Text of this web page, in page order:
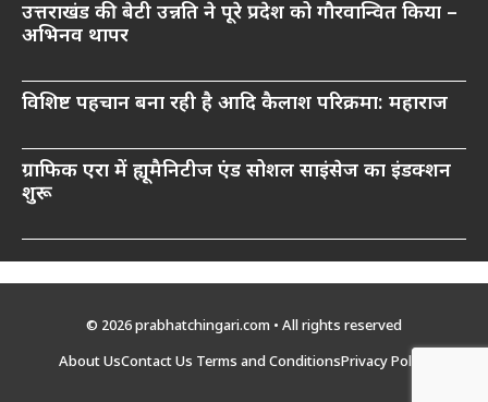
उत्तराखंड की बेटी उन्नति ने पूरे प्रदेश को गौरवान्वित किया –
अभिनव थापर
विशिष्ट पहचान बना रही है आदि कैलाश परिक्रमा: महाराज
ग्राफिक एरा में ह्यूमैनिटीज एंड सोशल साइंसेज का इंडक्शन
शुरू
© 2026 prabhatchingari.com • All rights reserved
About UsContact Us Terms and ConditionsPrivacy Policy